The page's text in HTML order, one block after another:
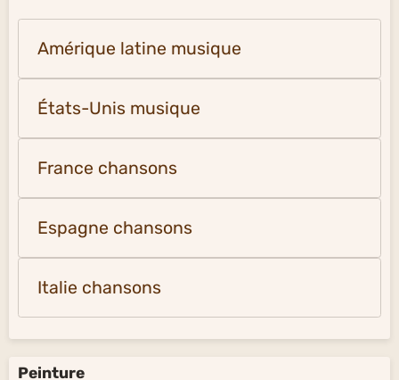
Amérique latine musique
États-Unis musique
France chansons
Espagne chansons
Italie chansons
Peinture